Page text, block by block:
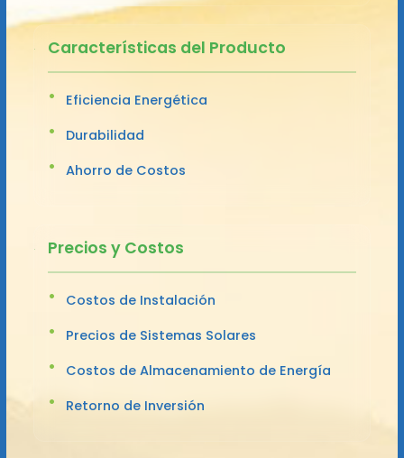
Características del Producto
Eficiencia Energética
Durabilidad
Ahorro de Costos
Precios y Costos
Costos de Instalación
Precios de Sistemas Solares
Costos de Almacenamiento de Energía
Retorno de Inversión